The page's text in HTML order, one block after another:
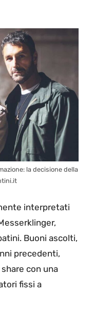
la decisione della
interpretati
Buoni ascolti,
precedenti,
con una
fissi a